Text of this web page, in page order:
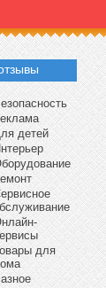
детей
для